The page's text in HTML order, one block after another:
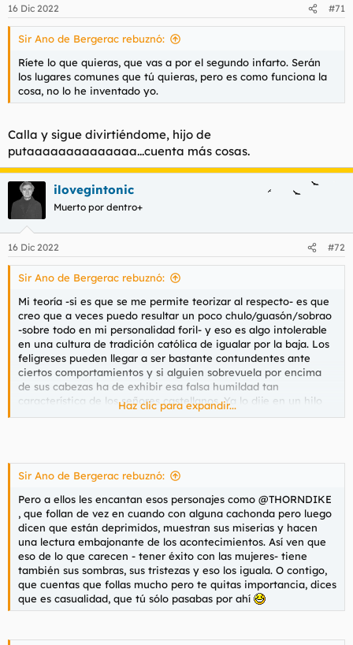
e
s
16 Dic 2022 #71
Sir Ano de Bergerac rebuznó:
Ríete lo que quieras, que vas a por el segundo infarto. Serán
los lugares comunes que tú quieras, pero es como funciona la
cosa, no lo he inventado yo.
Calla y sigue divirtiéndome, hijo de
putaaaaaaaaaaaaaa...cuenta más cosas.
ilovegintonic
Muerto por dentro+
16 Dic 2022 #72
Sir Ano de Bergerac rebuznó:
Mi teoría -si es que se me permite teorizar al respecto- es que
creo que a veces puedo resultar un poco chulo/guasón/sobrao
-sobre todo en mi personalidad foril- y eso es algo intolerable
en una cultura de tradición católica de igualar por la baja. Los
feligreses pueden llegar a ser bastante contundentes ante
ciertos comportamientos y si alguien sobrevuela por encima
de sus cabezas ha de exhibir esa falsa humildad tan
característica de los señores castellanos. Ya lo dije en un hilo
sobre@Max_Demian, otro caso similar, otra persona que
Los dos son un caso muy similar de mamitis patológica,
imagino que ellas son figuras muy tradicionales, se lo han
inculcado desde críos y lo tienen muy arraigado; lo que quizá a
ti te parezca una tontería a ellos les parece una gravísima
ofensa a los pilares fundamentales de su moral católica. Hay
que querer a cada uno como es, pero@Ferrisestá citado para
batirse en un duelo a muerte en el Bioparc y se puede venir
con él@Max_Demian si@Troy McClureestá en mi equipo.
Haz clic para expandir...
Sir Ano de Bergerac rebuznó:
Pero a ellos les encantan esos personajes como @THORNDIKE
, que follan de vez en cuando con alguna cachonda pero luego
dicen que están deprimidos, muestran sus miserias y hacen
una lectura embajonante de los acontecimientos. Así ven que
eso de lo que carecen - tener éxito con las mujeres- tiene
también sus sombras, sus tristezas y eso los iguala. O contigo,
que cuentas que follas mucho pero te quitas importancia, dices
que es casualidad, que tú sólo pasabas por ahí